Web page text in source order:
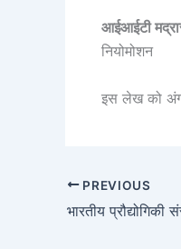
आईआईटी
नियोमोशन
इस लेख को
PREVIOUS